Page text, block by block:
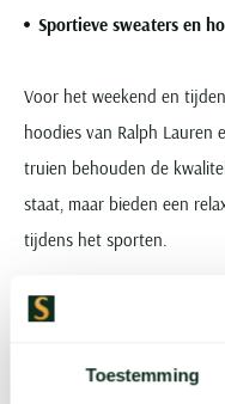
Toestemming
Sportieve sweaters en
Voor het weekend en
hoodies van Ralph Lauren
truien behouden de
staat, maar bieden een
tijdens het sporten.
V-hals en ronde hals
Voor meer formele